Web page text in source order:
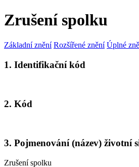
Zrušení spolku
Základní znění Rozšířené znění Úplné
1. Identifikační kód
2. Kód
3. Pojmenování (název) životní
Zrušení spolku